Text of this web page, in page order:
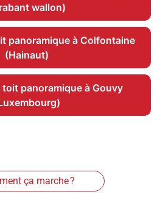
wallon)
panoramique à Colfontaine
(Hainaut)
toit panoramique à Gouvy
ça marche ?